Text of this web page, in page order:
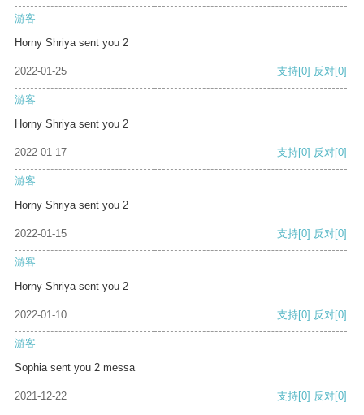
游客
Horny Shriya sent you 2
2022-01-25 支持[0] 反对[0]
游客
Horny Shriya sent you 2
2022-01-17 支持[0] 反对[0]
游客
Horny Shriya sent you 2
2022-01-15 支持[0] 反对[0]
游客
Horny Shriya sent you 2
2022-01-10 支持[0] 反对[0]
游客
Sophia sent you 2 messa
2021-12-22 支持[0] 反对[0]